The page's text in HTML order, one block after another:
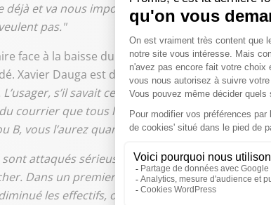
déjà et va nous imposer encore plus des
pas."
face à la baisse du trafic courrier, mais pour les
Xavier Dauga est délégué Sud-PTT : "C’est une
s’il savait ce qu’on est en train de lui
courrier que tous les trois jours. Si vous êtes
B, vous l’aurez quand on pourra."
attaqués sérieusement sur leurs conditions
Dans un premier temps, on va les faire
les effectifs, on mettra de la sous-traitance.